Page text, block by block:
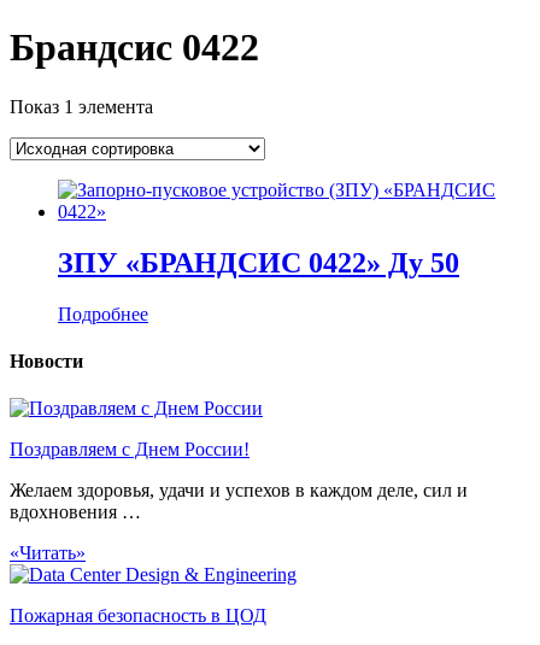
Брандсис 0422
Показ 1 элемента
ЗПУ «БРАНДСИС 0422» Ду 50
Подробнее
Новости
Поздравляем с Днем России!
Желаем здоровья, удачи и успехов в каждом деле, сил и
вдохновения …
«Читать»
Пожарная безопасность в ЦОД